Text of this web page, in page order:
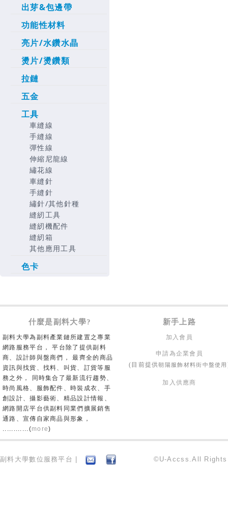
出芽&包邊帶
功能性材料
亮片/水鑽水晶
燙片/燙鑽類
拉鏈
五金
工具
車縫線
手縫線
彈性線
伸縮尼龍線
繡花線
車縫針
手縫針
繡針/其他針種
縫紉工具
縫紉機配件
縫紉箱
其他應用工具
色卡
什麼是副料大學? 新手上路
副料大學為副料產業鏈所建置之專業
網路服務平台， 平台除了提供副料
商、設計師與盤商們， 最齊全的商品
資訊與找貨、找料、叫貨、訂貨等服
務之外， 同時集合了最新流行趨勢、
時尚風格、服飾配件、時裝成衣、手
創設計、攝影藝術、精品設計情報、
網路開店平台供副料同業們擴展銷售
通路、宣傳自家商品與形象，
............(more)
加入會員
申請為企業會員
(目前提供朝陽服飾材料街中盤使用
加入供應商
副料大學數位服務平台 | ©U-Accss.All Rights